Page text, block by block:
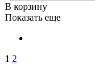
В корзину
Показать еще
1 2